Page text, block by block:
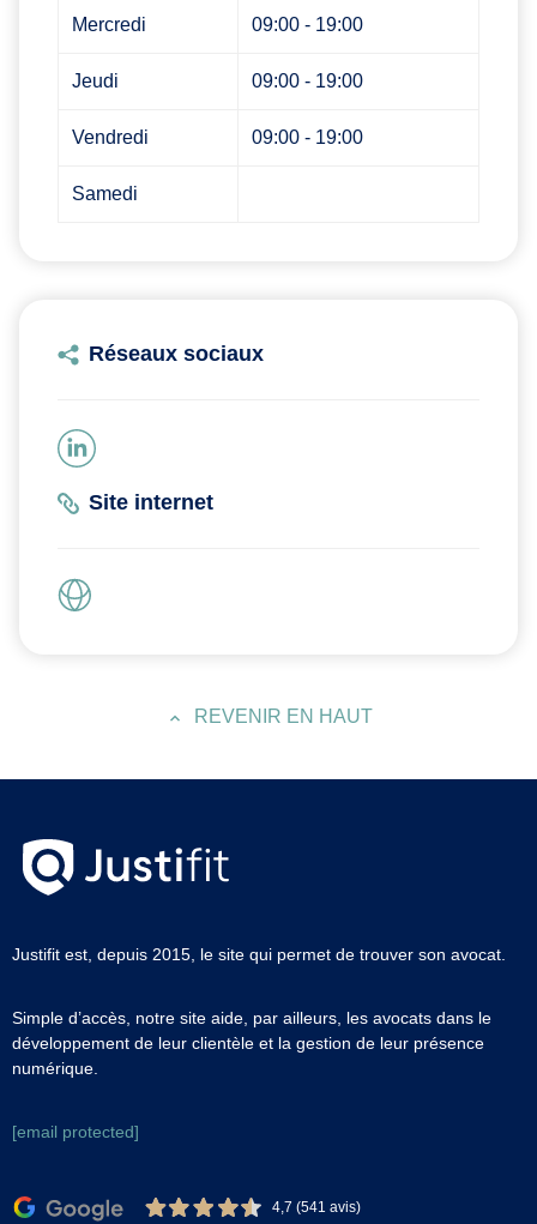
Mercredi 09:00 - 19:00
Jeudi 09:00 - 19:00
Vendredi 09:00 - 19:00
Samedi
Réseaux sociaux
Site internet
REVENIR EN HAUT
Justifit est, depuis 2015, le site qui permet de trouver son avocat.
Simple d’accès, notre site aide, par ailleurs, les avocats dans le
développement de leur clientèle et la gestion de leur présence
numérique.
[email protected]
4,7 (541 avis)